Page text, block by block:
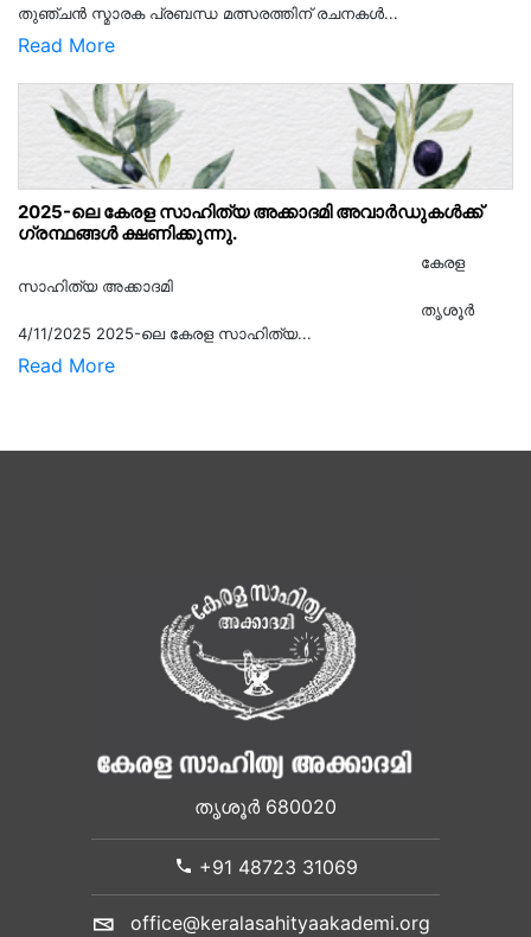
തുഞ്ചൻ സ്മാരക പ്രബന്ധ മത്സരത്തിന് രചനകൾ...
Read More
2025-ലെ കേരള സാഹിത്യ അക്കാദമി അവാർഡുകൾക്ക്
ഗ്രന്ഥങ്ങൾ ക്ഷണിക്കുന്നു.
കേരള
സാഹിത്യ അക്കാദമി
തൃശൂര്‍
4/11/2025 2025-ലെ കേരള സാഹിത്യ...
Read More
തൃശൂർ 680020
+91 48723 31069
office@keralasahityaakademi.org